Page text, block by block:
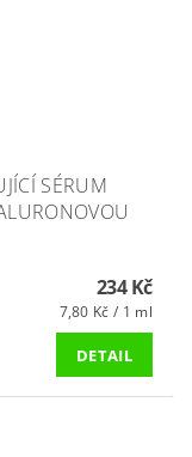
SÉRUM
234 Kč
7,80 Kč / 1 ml
DETAIL